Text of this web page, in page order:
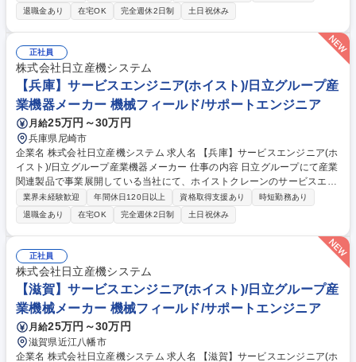
容】 ■顧客先に設置されている空気圧縮機について、設置後のアフターメ
ンテナンス対応(保守メンテナンス対応、修理・更新計画の提案等)※建物
への建設改変等の実作業は発生致しません。 募集職種 兵庫【サービスエ
ンジニア(大型空気圧縮機)】日立グループの産業機器メーカー
退職金あり
在宅OK 完全週休2日制 土日祝休み
正社員
株式会社日立産機システム
【兵庫】サービスエンジニア(ホイスト)/日立グループ産
業機器メーカー 機械フィールド/サポートエンジニア
月給25万円～30万円
兵庫県尼崎市
企業名 株式会社日立産機システム 求人名 【兵庫】サービスエンジニア(ホ
イスト)/日立グループ産業機器メーカー 仕事の内容 日立グループにて産業
関連製品で事業展開している当社にて、ホイストクレーンのサービスエン
ジニア業務をお任せいたします。 顧客先に設置されている製品のアフター
メンテナンス対応をご担当いただきます。 【業務内容】 顧客先に設置さ
れているホイストクレーンについて、設置後のアフターメンテナンス対応
(保守メンテナンス対応、修理・更新計画の提案等)を行います。※建物へ
の建設改変等の実作業は発生いたしません。 【魅力】 床上操作、玉掛、
高所作業車などの資格を活かして、産業インフラの現場を支えるスペシャ
リストとして活躍できるポジションです。 募集職種 【兵庫】サービスエ
ンジニア(ホイスト)/日立グループ産業機器メーカー
業界未経験歓迎 年間休日120日以上 資格取得支援あり
時短勤務あり
退職金あり
在宅OK 完全週休2日制 土日祝休み
正社員
株式会社日立産機システム
【滋賀】サービスエンジニア(ホイスト)/日立グループ産
業機械メーカー 機械フィールド/サポートエンジニア
月給25万円～30万円
滋賀県近江八幡市
企業名 株式会社日立産機システム 求人名 【滋賀】サービスエンジニア(ホ